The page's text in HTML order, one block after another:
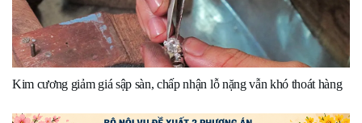
Kim cương giảm giá sập sàn, chấp nhận lỗ nặng vẫn khó thoát hàng